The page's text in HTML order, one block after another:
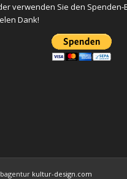
verwenden Sie den Spenden-
Dank!
kultur-design.com